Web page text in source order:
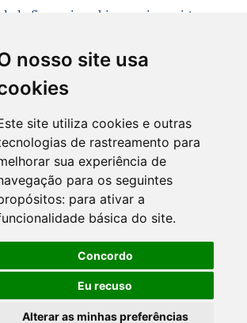
nosso site usa
site utiliza cookies e outras
de rastreamento para
sua experiência de
para os seguintes
para ativar a
básica do site.
Concordo
Eu recuso
Alterar as minhas preferências
financeira e hierarquia no sistema
Sombrio da Internet
para os Fundos Soberanos de
análise teórica